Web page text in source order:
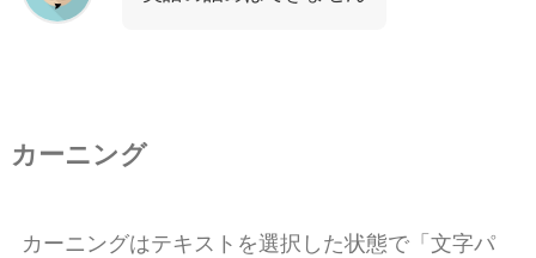
カーニング
カーニングはテキストを選択した状態で「文字パ